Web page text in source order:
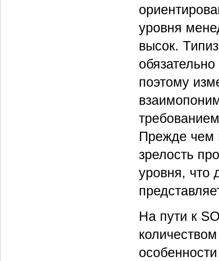
уровня
высок.
поэтому
Прежде чем
зрелость
уровня, что
На пути к